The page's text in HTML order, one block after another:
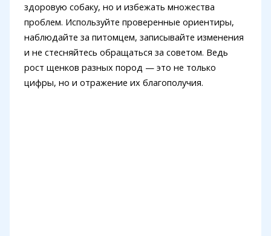
здоровую собаку, но и избежать множества
проблем. Используйте проверенные ориентиры,
наблюдайте за питомцем, записывайте изменения
и не стесняйтесь обращаться за советом. Ведь
рост щенков разных пород — это не только
цифры, но и отражение их благополучия.